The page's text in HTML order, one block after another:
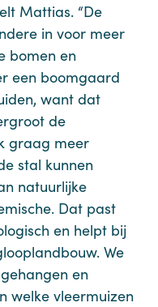
Mattias. “De
in voor meer
bomen en
een boomgaard
want dat
de
graag meer
stal kunnen
natuurlijke
Dat past
en helpt bij
We
en
welke vleermuizen